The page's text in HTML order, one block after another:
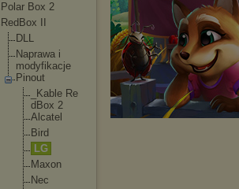
Polar Box 2
RedBox II
DLL
Naprawa i
modyfikacje
Pinout
_Kab le Re
dBox 2
Al cate
Bird
LG
Maxon
Nec